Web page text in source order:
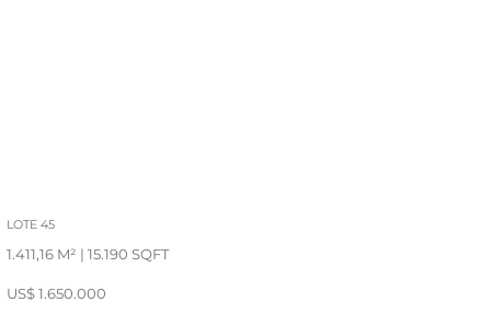
LOTE 45
1.411,16 M² | 15.190 SQFT
US$ 1.650.000